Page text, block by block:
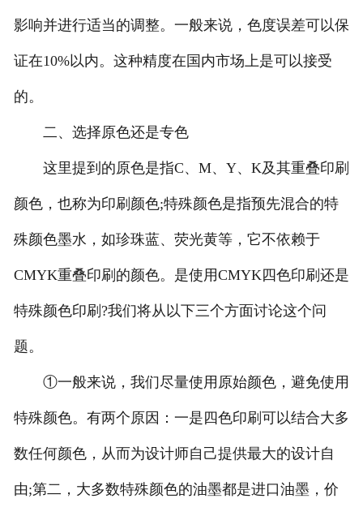
影响并进行适当的调整。一般来说，色度误差可以保
证在10%以内。这种精度在国内市场上是可以接受
的。
二、选择原色还是专色
这里提到的原色是指C、M、Y、K及其重叠印刷
颜色，也称为印刷颜色;特殊颜色是指预先混合的特
殊颜色墨水，如珍珠蓝、荧光黄等，它不依赖于
CMYK重叠印刷的颜色。是使用CMYK四色印刷还是
特殊颜色印刷?我们将从以下三个方面讨论这个问
题。
①一般来说，我们尽量使用原始颜色，避免使用
特殊颜色。有两个原因：一是四色印刷可以结合大多
数任何颜色，从而为设计师自己提供最大的设计自
由;第二，大多数特殊颜色的油墨都是进口油墨，价